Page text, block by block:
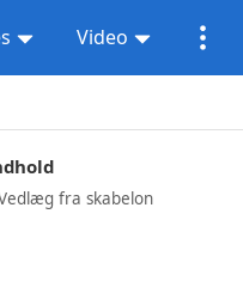
Video
fra skabelon